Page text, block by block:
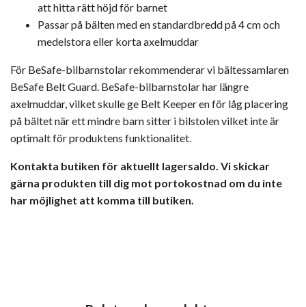
att hitta rätt höjd för barnet
Passar på bälten med en standardbredd på 4 cm och
medelstora eller korta axelmuddar
För BeSafe-bilbarnstolar rekommenderar vi bältessamlaren
BeSafe Belt Guard. BeSafe-bilbarnstolar har längre
axelmuddar, vilket skulle ge Belt Keeper en för låg placering
på bältet när ett mindre barn sitter i bilstolen vilket inte är
optimalt för produktens funktionalitet.
Kontakta butiken för aktuellt lagersaldo. Vi skickar
gärna produkten till dig mot portokostnad om du inte
har möjlighet att komma till butiken.